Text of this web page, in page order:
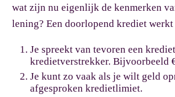
wat zijn nu eigenlijk de kenmerken
lening? Een doorlopend krediet
Je spreekt van tevoren een
kredietverstrekker. Bijvoorbeeld
Je kunt zo vaak als je wilt geld
afgesproken kredietlimiet.